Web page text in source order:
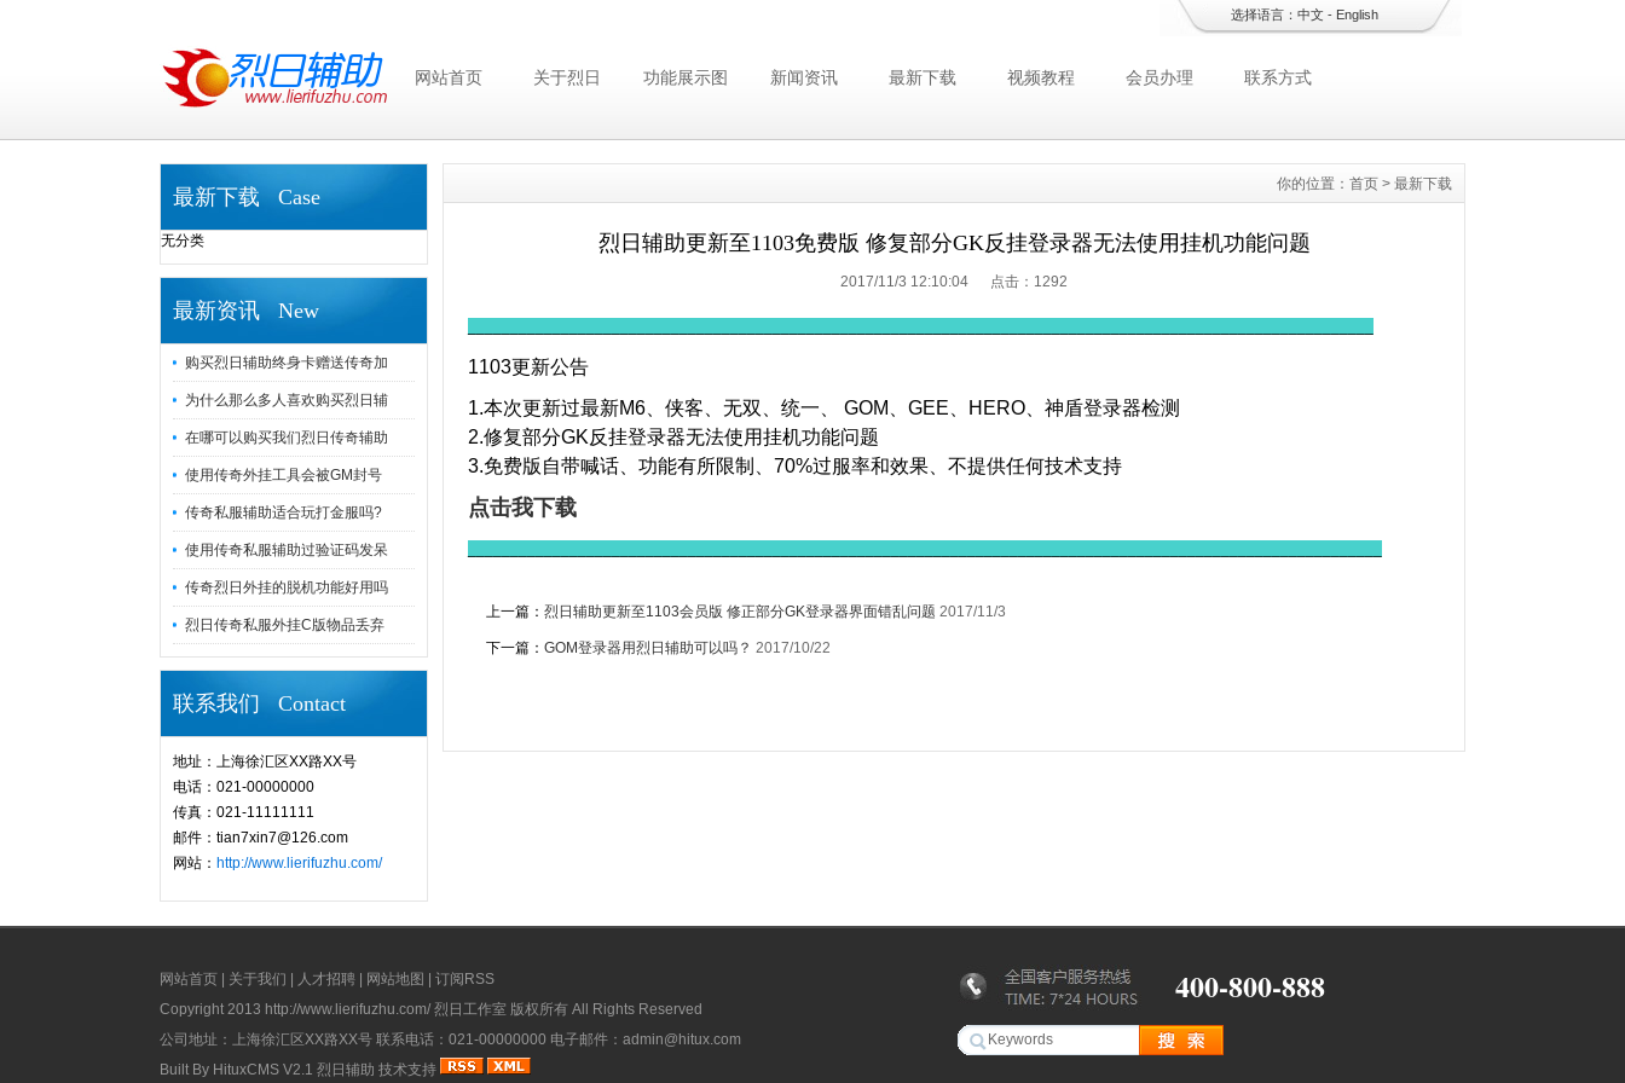
选择语言： 中文- English
网站首页 关于烈日 功能展示图 新闻资讯 最新下载 视频教程 会员办理 联系方式
最新下载 Case
无分类
最新资讯 New
购买烈日辅助终身卡赠送传奇加
为什么那么多人喜欢购买烈日辅
在哪可以购买我们烈日传奇辅助
使用传奇外挂工具会被GM封号
传奇私服辅助适合玩打金服吗?
使用传奇私服辅助过验证码发呆
传奇烈日外挂的脱机功能好用吗
烈日传奇私服外挂C版物品丢弃
联系我们 Contact
地址：上海徐汇区XX路XX号
电话：021-00000000
传真：021-11111111
邮件：tian7xin7@126.com
网站： http://www.lierifuzhu.com/
你的位置： 首页 > 最新下载
烈日辅助更新至1103免费版 修复部分GK反挂登录器无法使用挂机功能问题
2017/11/3 12:10:04 点击： 1292
1103更新公告
1.本次更新过最新M6、侠客、无双、统一、 GOM、GEE、HERO、神盾登录器检测
2.修复部分GK反挂登录器无法使用挂机功能问题
3.免费版自带喊话、功能有所限制、70%过服率和效果、不提供任何技术支持
点击我下载
上一篇： 烈日辅助更新至1103会员版 修正部分GK登录器界面错乱问题 2017/11/3
下一篇： GOM登录器用烈日辅助可以吗？ 2017/10/22
网站首页 关于我们 人才招聘 网站地图
订阅RSS
Copyright 2013 http://www.lierifuzhu.com/ 烈日工作室 版权所有 All Rights Reserved
公司地址：上海徐汇区XX路XX号 联系电话：021-00000000 电子邮件：admin@hitux.com
Built By HituxCMS V2.1 烈日辅助 技术支持
400-800-888